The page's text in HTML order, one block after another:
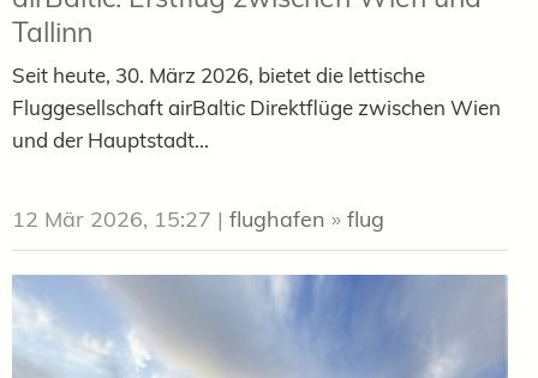
Tallinn
Seit heute, 30. März 2026, bietet die lettische
Fluggesellschaft airBaltic Direktflüge zwischen Wien
und der Hauptstadt...
12 Mär 2026, 15:27 | flughafen » flug